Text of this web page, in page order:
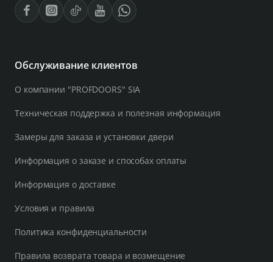
Обслуживание клиентов
О компании "PROFDOORS" SIA
Техническая поддержка и полезная информация
Замеры для заказа и установки двери
Информация о заказе и способах оплаты
Информация о доставке
Условия и правила
Политика конфиденциальности
Правила возврата товара и возмещение